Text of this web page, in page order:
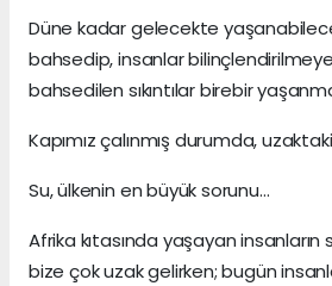
Düne kadar gelecekte
bahsedip, insanlar bilinçlendirilmeye
bahsedilen sıkıntılar birebir
Kapımız çalınmış durumda,
Su, ülkenin en büyük sorunu…
Afrika kıtasında yaşayan
bize çok uzak gelirken; bugün